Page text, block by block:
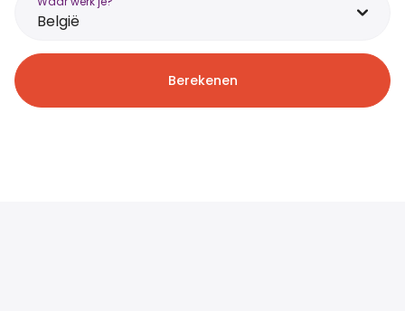
België
Berekenen